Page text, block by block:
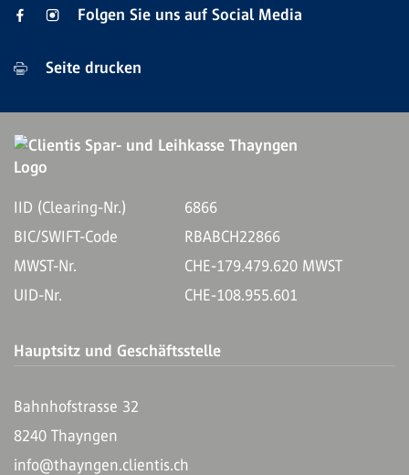
Folgen Sie uns auf Social Media
Seite drucken
IID (Clearing-Nr.)
6866
BIC/SWIFT-Code
RBABCH22866
MWST-Nr.
CHE-179.479.620 MWST
UID-Nr.
CHE-108.955.601
Hauptsitz und Geschäftsstelle
Bahnhofstrasse 32
8240 Thayngen
info@thayngen.clientis.ch